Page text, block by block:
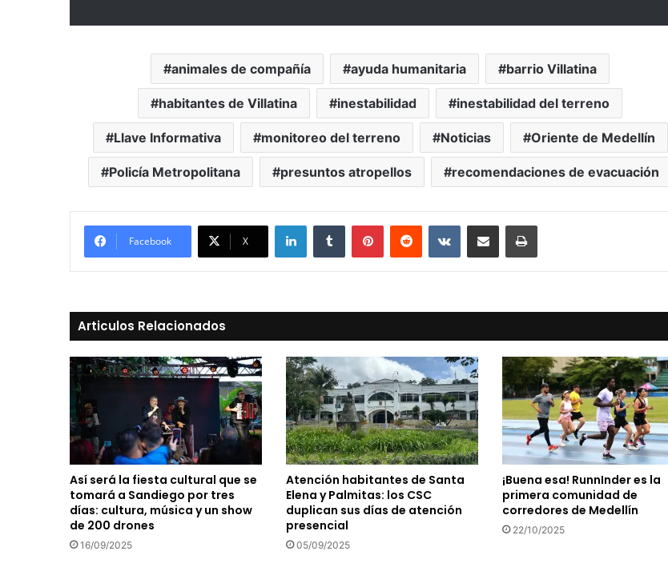
animales de compañía ayuda humanitaria barrio Villatina
habitantes de Villatina inestabilidad inestabilidad del terreno
Llave Informativa monitoreo del terreno Noticias Oriente de Medellín
Policía Metropolitana presuntos atropellos recomendaciones de evacuación
Facebook X
LinkedInTumblr PinterestReddit VKontakte
Compartir vía Mail Print
Articulos Relacionados
Así será la fiesta cultural que se
tomará a Sandiego por tres
días: cultura, música y un show
de 200 drones
16/09/2025
Atención habitantes de Santa
Elena y Palmitas: los CSC
duplican sus días de atención
presencial
05/09/2025
¡Buena esa! RunnInder es la
primera comunidad de
corredores de Medellín
22/10/2025